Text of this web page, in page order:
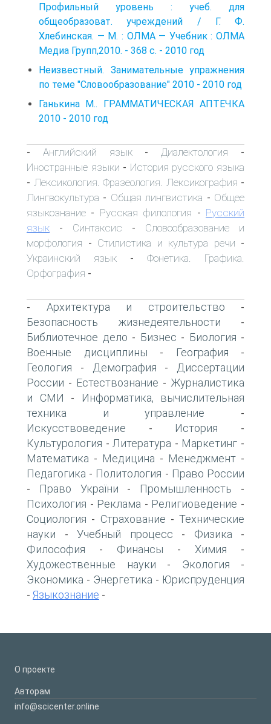
Профильный уровень : учеб. для
общеобразоват. учреждений / Г. Ф.
Хлебинская. — М. : ОЛМА — Учебник : ОЛМА
Медиа Групп,2010. - 368 с. - 2010 год
Неизвестный. Занимательные упражнения
по теме "Словообразование" 2010 - 2010 год
Ганькина М.. ГРАММАТИЧЕСКАЯ АПТЕЧКА
2010 - 2010 год
- Английский язык- Диалектология -
Иностранные языки - История русского языка
- Лексикология. Фразеология. Лексикография -
Лингвокультура - Общая лингвистика - Общее
языкознание - Русская филология - Русский
язык - Синтаксис - Словообразование и
морфология - Стилистика и культура речи -
Украинский язык - Фонетика. Графика.
Орфография -
- Архитектура и строительство -
Безопасность жизнедеятельности -
Библиотечное дело - Бизнес - Биология -
Военные дисциплины - География -
Геология - Демография -
Диссертации
России - Естествознание - Журналистика
и СМИ -
Информатика, вычислительная
техника и управление -
Искусствоведение - История -
Культурология - Литература - Маркетинг -
Математика - Медицина - Менеджмент -
Педагогика - Политология - Право России
- Право України - Промышленность -
Психология - Реклама - Религиоведение -
Социология - Страхование - Технические
науки - Учебный процесс - Физика -
Философия - Финансы - Химия -
Художественные науки - Экология -
Экономика - Энергетика - Юриспруденция
- Языкознание -
О проекте
Авторам
info@scicenter.online